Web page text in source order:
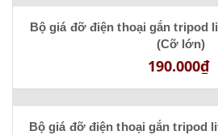
Bộ giá đỡ điện thoại gắn tripod
(Cỡ lớn)
190.000₫
Bộ giá đỡ điện thoại gắn tripod